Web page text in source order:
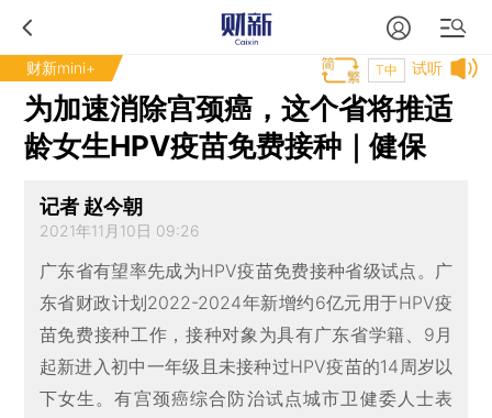
财新mini+ 试听
T中
为加速消除宫颈癌，这个省将推适
龄女生HPV疫苗免费接种｜健保
记者 赵今朝
2021年11月10日 09:26
广东省有望率先成为HPV疫苗免费接种省级试点。广
东省财政计划2022-2024年新增约6亿元用于HPV疫
苗免费接种工作，接种对象为具有广东省学籍、9月
起新进入初中一年级且未接种过HPV疫苗的14周岁以
下女生。有宫颈癌综合防治试点城市卫健委人士表